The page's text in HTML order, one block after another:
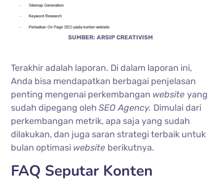
SUMBER: ARSIP CREATIVISM
Terakhir adalah laporan. Di dalam laporan ini,
Anda bisa mendapatkan berbagai penjelasan
penting mengenai perkembangan websiteyang
sudah dipegang olehSEO Agency. Dimulai dari
perkembangan metrik, apa saja yang sudah
dilakukan, dan juga saran strategi terbaik untuk
bulan optimasi website berikutnya.
FAQ Seputar Konten